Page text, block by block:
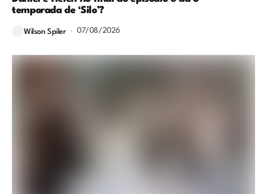
temporada de ‘Silo’?
Wilson Spiler 07/08/2026